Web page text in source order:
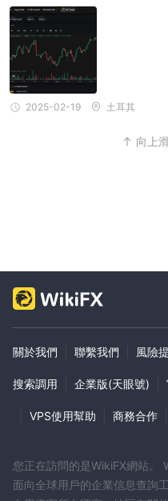
2025-02-19 土耳其
向上
關於我們 聯繫我們 風險
搜索調用 企業版(天眼號)
VPS使用幫助 商務合作
您正在訪問的是WikiFX網站。
面向全球用戶的企業信息查詢